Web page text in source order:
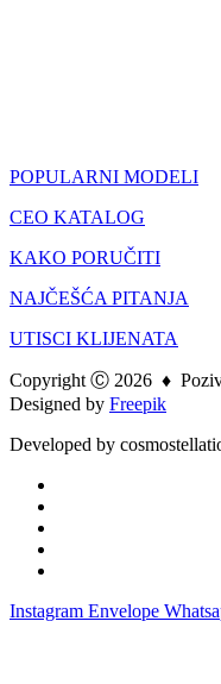
POPULARNI MODELI
CEO KATALOG
KAKO PORUČITI
NAJČEŠĆA PITANJA
UTISCI KLIJENATA
Copyright Ⓒ 2026 ♦
Designed by Freepik
Developed by
Instagram Envelope